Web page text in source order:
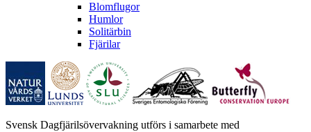
Blomflugor
Humlor
Solitärbin
Fjärilar
Svensk Dagfjärilsövervakning utförs i samarbete med